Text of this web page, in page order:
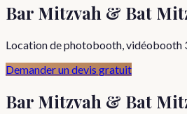
Bar Mitzvah & Bat
Location de photobooth, vidéobooth
Demander un devis gratuit
Bar Mitzvah & Bat